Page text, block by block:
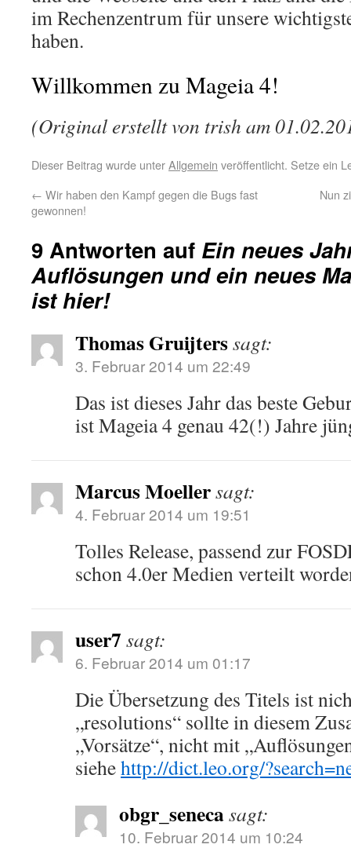
im Rechenzentrum für unsere
haben.
Willkommen zu Mageia 4!
(Original erstellt von trish am
Dieser Beitrag wurde unterAllgemein veröffentlicht. Setze ein
← Wir haben den Kampf gegen die Bugs fast
gewonnen!
Nun
9 Antworten auf Ein neues
Auflösungen und ein neues
ist hier!
Thomas Gruijterssagt:
3. Februar 2014 um 22:49
Das ist dieses Jahr das beste
ist Mageia 4 genau 42(!) Jahre
Marcus Moellersagt:
4. Februar 2014 um 19:51
Tolles Release, passend zur
schon 4.0er Medien verteilt
user7 sagt:
6. Februar 2014 um 01:17
Die Übersetzung des Titels ist
„resolutions“ sollte in diesem
„Vorsätze“, nicht mit
siehehttp://dict.leo.org/
obgr_senecasagt:
10. Februar 2014 um 10:24